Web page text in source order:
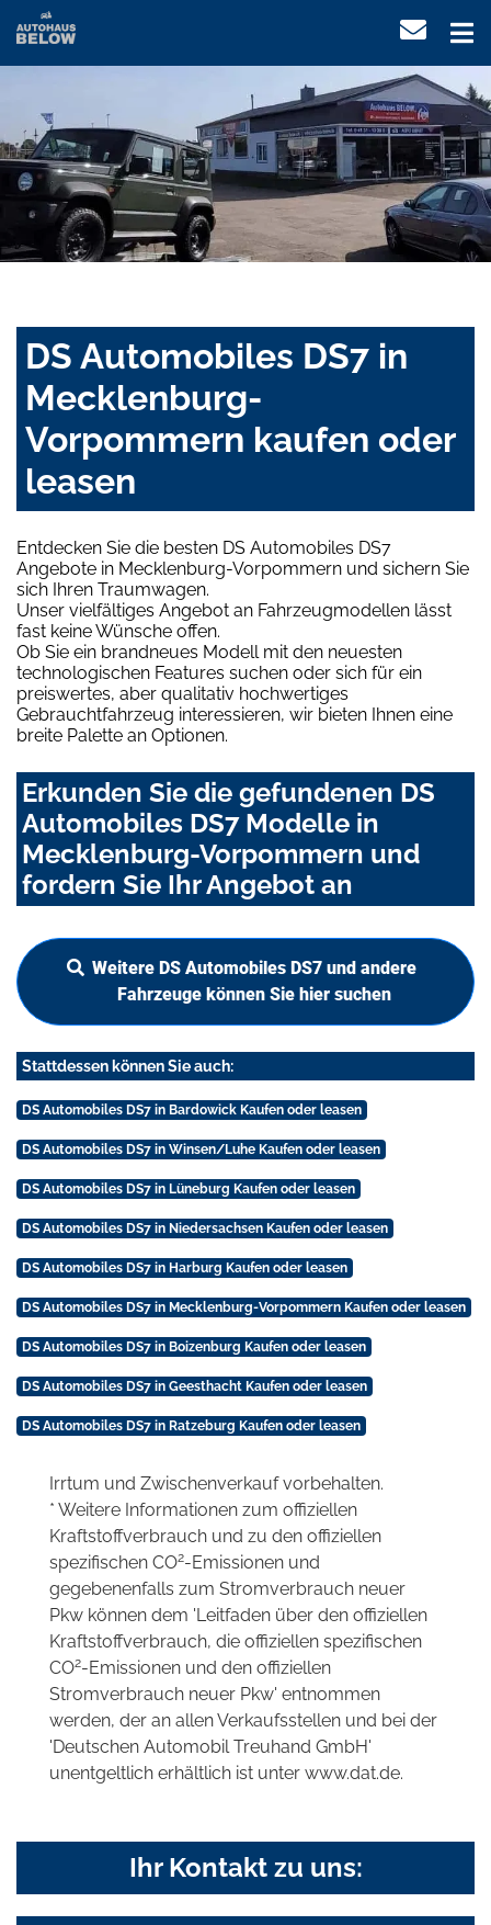
DS Automobiles DS7 in
Mecklenburg-
Vorpommern kaufen oder
leasen
Entdecken Sie die besten DS Automobiles DS7
Angebote in Mecklenburg-Vorpommern und sichern Sie
sich Ihren Traumwagen.
Unser vielfältiges Angebot an Fahrzeugmodellen lässt
fast keine Wünsche offen.
Ob Sie ein brandneues Modell mit den neuesten
technologischen Features suchen oder sich für ein
preiswertes, aber qualitativ hochwertiges
Gebrauchtfahrzeug interessieren, wir bieten Ihnen eine
breite Palette an Optionen.
Erkunden Sie die gefundenen DS
Automobiles DS7 Modelle in
Mecklenburg-Vorpommern und
fordern Sie Ihr Angebot an
Weitere DS Automobiles DS7 und andere
Fahrzeuge können Sie hier suchen
Stattdessen können Sie auch:
DS Automobiles DS7 in Bardowick Kaufen oder leasen
DS Automobiles DS7 in Winsen/Luhe Kaufen oder leasen
DS Automobiles DS7 in Lüneburg Kaufen oder leasen
DS Automobiles DS7 in Niedersachsen Kaufen oder leasen
DS Automobiles DS7 in Harburg Kaufen oder leasen
DS Automobiles DS7 in Mecklenburg-Vorpommern Kaufen oder leasen
DS Automobiles DS7 in Boizenburg Kaufen oder leasen
DS Automobiles DS7 in Geesthacht Kaufen oder leasen
DS Automobiles DS7 in Ratzeburg Kaufen oder leasen
Irrtum und Zwischenverkauf vorbehalten.
* Weitere Informationen zum offiziellen
Kraftstoffverbrauch und zu den offiziellen
spezifischen CO2-Emissionen und
gegebenenfalls zum Stromverbrauch neuer
Pkw können dem 'Leitfaden über den offiziellen
Kraftstoffverbrauch, die offiziellen spezifischen
CO2-Emissionen und den offiziellen
Stromverbrauch neuer Pkw' entnommen
werden, der an allen Verkaufsstellen und bei der
'Deutschen Automobil Treuhand GmbH'
unentgeltlich erhältlich ist unter www.dat.de.
Ihr Kontakt zu uns: